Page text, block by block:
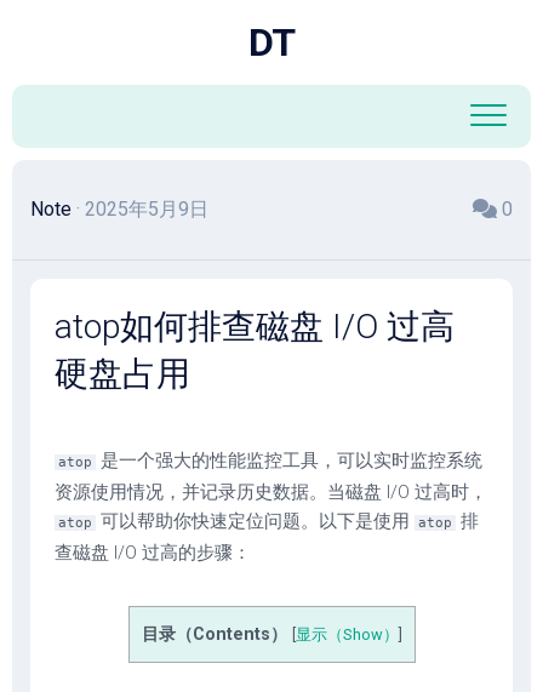
容
DT
Note · 2025年5月9日 0
atop如何排查磁盘 I/O 过高
硬盘占用
atop
是一个强大的性能监控工具，可以实时监控系统
资源使用情况，并记录历史数据。当磁盘 I/O 过高时，
atop 可以帮助你快速定位问题。以下是使用 atop
排
查磁盘 I/O 过高的步骤：
目录（Contents） 显示（Show）